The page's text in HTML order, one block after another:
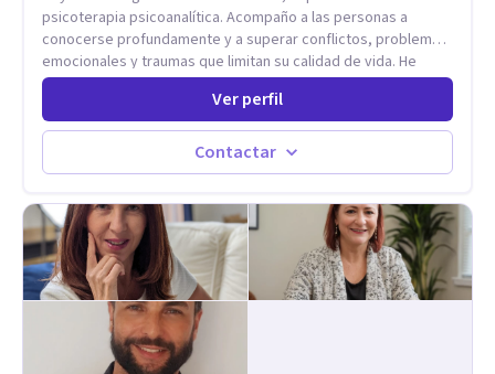
autoconciencia como un camino fundamental para la
transformación personal y para construir una vida más
auténtica y significativa.
psicoterapia psicoanalítica. Acompaño a las personas a
conocerse profundamente y a superar conflictos, problemas
emocionales y traumas que limitan su calidad de vida. He
trabajado en reconocidas instituciones como el Hospital
Psiquiátrico San Rafael, Instituto Psiquiátrico MENDAO, San
Bernardino, Hospital Psiquiátrico Infantil y el Centro de
Integración Juvenil. Además, tuve el privilegio de colaborar
en comunidades como Olivar del Conde y Xochimilco, lo que
Ver perfil
Contactar